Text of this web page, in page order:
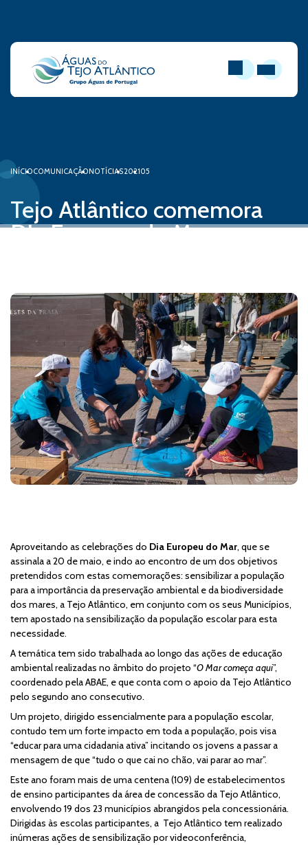
PESQUISAR
ABRIR
INÍCIOCOMUNICAÇÃONOTÍCIAS202105
Tejo Atlântico comemora
Dia Europeu do Mar
Aproveitando as celebrações do Dia Europeu do Mar, que se
assinala a 20 de maio, e indo ao encontro de um dos objetivos
pretendidos com estas comemorações: sensibilizar a população
para a importância da preservação ambiental e da biodiversidade
dos mares, a Tejo Atlântico, em conjunto com os seus Municípios,
tem apostado na sensibilização da população escolar para esta
necessidade.
A temática tem sido trabalhada ao longo das ações de educação
ambiental realizadas no âmbito do projeto “O Mar começa aqui”,
coordenado pela ABAE, e que conta com o apoio da Tejo Atlântico
pelo segundo ano consecutivo.
Um projeto, dirigido essencialmente para a população escolar,
contudo tem um forte impacto em toda a população, pois visa
“educar para uma cidadania ativa” incitando os jovens a passar a
mensagem de que “tudo o que cai no chão, vai parar ao mar”.
Este ano foram mais de uma centena (109) de estabelecimentos
de ensino participantes da área de concessão da Tejo Atlântico,
envolvendo 19 dos 23 municípios abrangidos pela concessionária.
Dirigidas às escolas participantes, a Tejo Atlântico tem realizado
inúmeras ações de sensibilização por videoconferência,